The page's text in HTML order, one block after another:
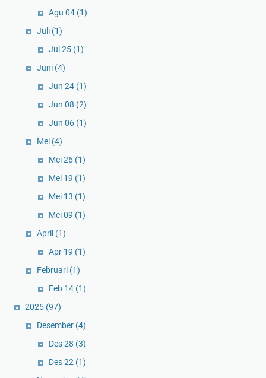
Agu 04 (1)
Juli (1)
Jul 25 (1)
Juni (4)
Jun 24 (1)
Jun 08 (2)
Jun 06 (1)
Mei (4)
Mei 26 (1)
Mei 19 (1)
Mei 13 (1)
Mei 09 (1)
April (1)
Apr 19 (1)
Februari (1)
Feb 14 (1)
2025 (97)
Desember (4)
Des 28 (3)
Des 22 (1)